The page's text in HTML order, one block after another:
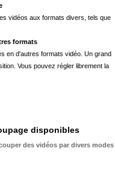
vidéos aux formats divers, tels que
formats
en d'autres formats vidéo. Un grand
Vous pouvez régler librement la
disponibles
des vidéos par divers modes